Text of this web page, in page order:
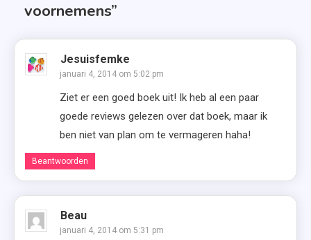
voornemens”
Jesuisfemke
januari 4, 2014 om 5:02 pm
Ziet er een goed boek uit! Ik heb al een paar
goede reviews gelezen over dat boek, maar ik
ben niet van plan om te vermageren haha!
Beantwoorden
Beau
januari 4, 2014 om 5:31 pm